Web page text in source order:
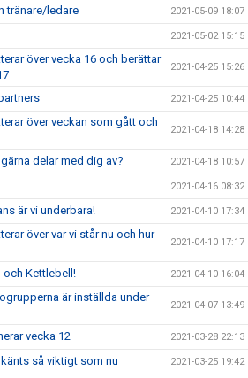
tränare/ledare 2021-05-09 18:07
2021-05-02 15:15
över vecka 16 och berättar
2021-04-25 15:26
2021-04-25 10:44
över veckan som gått och
2021-04-18 14:28
delar med dig av? 2021-04-18 10:57
2021-04-16 08:32
är vi underbara! 2021-04-10 17:34
över var vi står nu och hur
2021-04-10 17:17
och Kettlebell! 2021-04-10 16:04
är inställda under
2021-04-07 13:49
vecka 12 2021-03-28 22:13
så viktigt som nu 2021-03-25 19:42